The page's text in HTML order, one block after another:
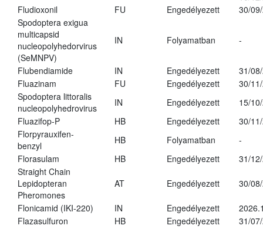
Fludioxonil
FU Engedélyezett
30/
Spodoptera exigua
multicapsid
nucleopolyhedorvirus
(SeMNPV)
IN Folyamatban -
Flubendiamide IN Engedélyezett
31/
Fluazinam
FU Engedélyezett
30/
Spodoptera littoralis
nucleopolyhedrovirus
IN Engedélyezett
15/
Fluazifop-P
HB Engedélyezett
30/
Florpyrauxifen-
benzyl
HB Folyamatban
-
Florasulam
HB Engedélyezett
31/
Straight Chain
Lepidopteran
Pheromones
AT Engedélyezett 30/
Flonicamid (IKI-220) IN Engedélyezett
Flazasulfuron
HB Engedélyezett
31/